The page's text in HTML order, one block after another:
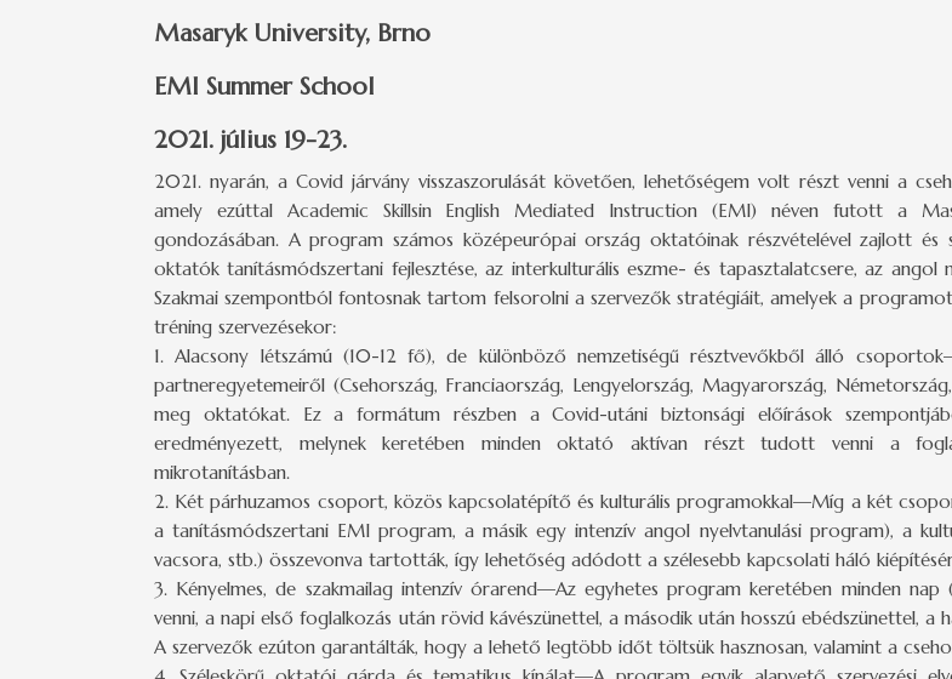
Masaryk University, Brno
EMI Summer School
2021. július 19-23.
2021. nyarán, a Covid járvány visszaszorulását követően, lehetőségem volt részt venni a
amely ezúttal Academic Skillsin English Mediated Instruction (EMI) néven futott a
gondozásában. A program számos középeurópai ország oktatóinak részvételével zajlott
oktatók tanításmódszertani fejlesztése, az interkulturális eszme- és tapasztalatcsere, az angol
Szakmai szempontból fontosnak tartom felsorolni a szervezők stratégiáit, amelyek a
tréning szervezésekor:
1. Alacsony létszámú (10-12 fő), de különböző nemzetiségű résztvevőkből álló
partneregyetemeiről (Csehország, Franciaország, Lengyelország, Magyarország,
meg oktatókat. Ez a formátum részben a Covid-utáni biztonsági előírások
eredményezett, melynek keretében minden oktató aktívan részt tudott venni a
mikrotanításban.
2. Két párhuzamos csoport, közös kapcsolatépítő és kulturális programokkal—Míg a két
a tanításmódszertani EMI program, a másik egy intenzív angol nyelvtanulási program), a
vacsora, stb.) összevonva tartották, így lehetőség adódott a szélesebb kapcsolati háló
3. Kényelmes, de szakmailag intenzív órarend—Az egyhetes program keretében minden
venni, a napi első foglalkozás után rövid kávészünettel, a második után hosszú ebédszünettel,
A szervezők ezúton garantálták, hogy a lehető legtöbb időt töltsük hasznosan, valamint a